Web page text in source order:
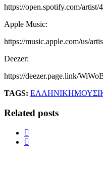
https://open.spotify.com/
Apple Music:
https://music.apple.com/us/
Deezer:
https://deezer.page.link/
TAGS: ΕΛΛΗΝΙΚΗ
Related posts